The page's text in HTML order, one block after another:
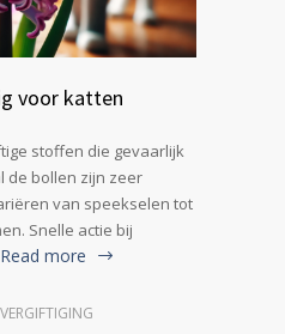
voor katten
stoffen die gevaarlijk
de bollen zijn zeer
van speekselen tot
Snelle actie bij
Read more
VERGIFTIGING